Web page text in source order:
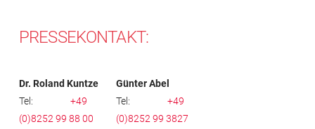
PRESSEKONTAKT:
Dr. Roland Kuntze
Tel:
+49
(0)8252 99 88 00
Günter Abel
Tel:
+49
(0)8252 99 3827